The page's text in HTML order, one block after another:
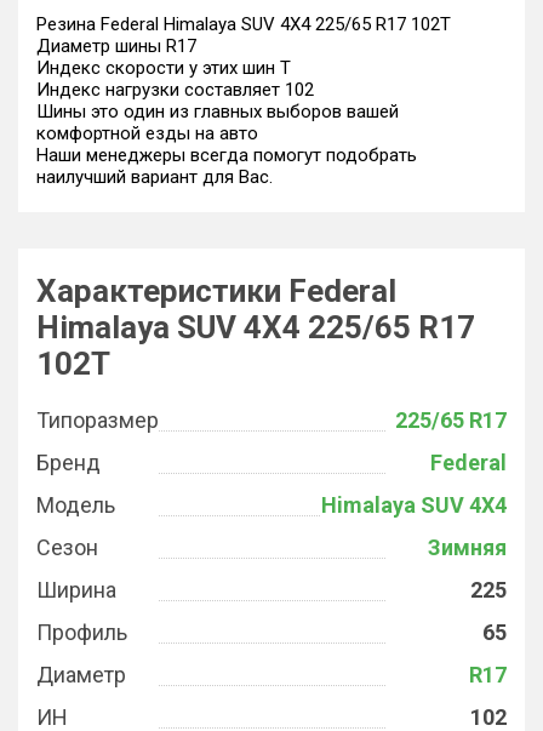
Резина Federal Himalaya SUV 4X4 225/65 R17 102T
Диаметр шины R17
Индекс скорости у этих шин T
Индекс нагрузки составляет 102
Шины это один из главных выборов вашей
комфортной езды на авто
Наши менеджеры всегда помогут подобрать
наилучший вариант для Вас.
Характеристики Federal
Himalaya SUV 4X4 225/65 R17
102T
Типоразмер
225/65 R17
Бренд
Federal
Модель
Himalaya SUV 4X4
Сезон
Зимняя
Ширина
225
Профиль
65
Диаметр
R17
ИН
102